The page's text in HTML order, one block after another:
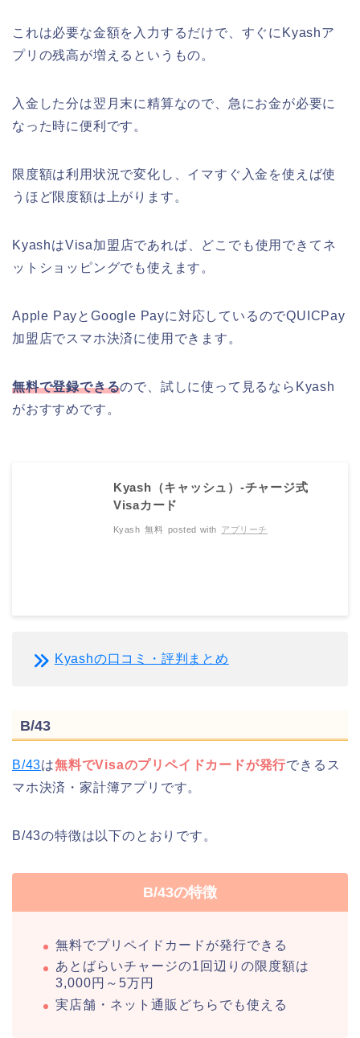
これは必要な金額を入力するだけで、すぐにKyashア
プリの残高が増えるというもの。
入金した分は翌月末に精算なので、急にお金が必要に
なった時に便利です。
限度額は利用状況で変化し、イマすぐ入金を使えば使
うほど限度額は上がります。
KyashはVisa加盟店であれば、どこでも使用できてネ
ットショッピングでも使えます。
Apple PayとGoogle Payに対応しているのでQUICPay
加盟店でスマホ決済に使用できます。
無料で登録できるので、試しに使って見るならKyash
がおすすめです。
Kyash（キャッシュ）-チャージ式
Visaカード
Kyash 無料 posted with アプリーチ
Kyashの口コミ・評判まとめ
B/43
B/43は無料でVisaのプリペイドカードが発行できるス
マホ決済・家計簿アプリです。
B/43の特徴は以下のとおりです。
B/43の特徴
無料でプリペイドカードが発行できる
あとばらいチャージの1回辺りの限度額は
3,000円～5万円
実店舗・ネット通販どちらでも使える